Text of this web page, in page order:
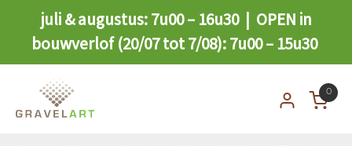
juli & augustus: 7u00 – 16u30 | OPEN in
bouwverlof (20/07 tot 7/08): 7u00 – 15u30
0